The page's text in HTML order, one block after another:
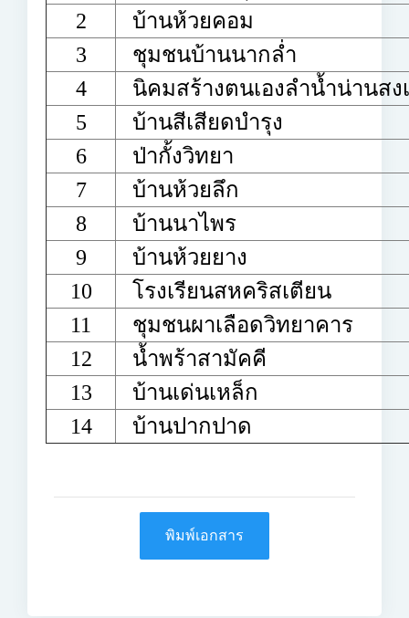
2
บ้านห้วยคอม
3
ชุมชนบ้านนากล่ำ
4
นิคมสร้างตนเองลำน้ำน่านสง
5
บ้านสีเสียดบํารุง
6
ป่ากั้งวิทยา
7
บ้านห้วยลึก
8
บ้านนาไพร
9
บ้านห้วยยาง
10
โรงเรียนสหคริสเตียน
11
ชุมชนผาเลือดวิทยาคาร
12
น้ำพร้าสามัคคี
13
บ้านเด่นเหล็ก
14
บ้านปากปาด